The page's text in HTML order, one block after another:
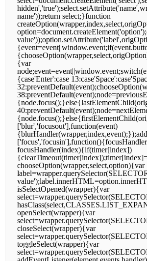
name'));return select;}function
{var
{case'Enter':case
['blur','focusout'],function(event)
focusHandler(index){if(timer[index])
chooseOption(wrapper,select,option){var
isSelectOpened(wrapper){var
openSelect(wrapper){var
closeSelect(wrapper){var
toggleSelect(wrapper){var